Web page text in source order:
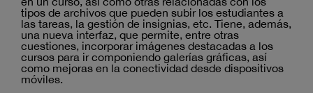
tipos de archivos que pueden subir los estudiantes a
las tareas, la gestión de insignias, etc. Tiene, además,
una nueva interfaz, que permite, entre otras
cuestiones, incorporar imágenes destacadas a los
cursos para ir componiendo galerías gráficas, así
como mejoras en la conectividad desde dispositivos
móviles.